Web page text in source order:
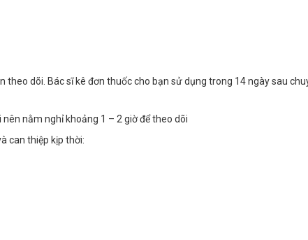
dõi. Bác sĩ kê đơn thuốc cho bạn sử dụng trong 14 ngày sau
nên nằm nghỉ khoảng 1 – 2 giờ để theo dõi
can thiệp kịp thời: